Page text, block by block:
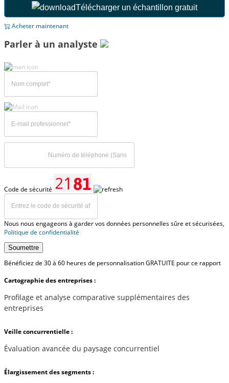
Télécharger un échantillon gratuit
Acheter maintenant
Parler à un analyste
Code de sécurité
Nous nous engageons à garder vos données personnelles sûre et sécurisées,
Politique de confidentialité
Soumettre
Bénéficiez de 30 à 60 heures de personnalisation GRATUITE pour ce rapport
Cartographie des entreprises :
Profilage et analyse comparative supplémentaires des
entreprises
Veille concurrentielle :
Évaluation avancée du paysage concurrentiel
Élargissement des segments :